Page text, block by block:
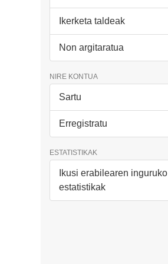
Ikerketa taldeak
Non argitaratua
NIRE KONTUA
Sartu
Erregistratu
ESTATISTIKAK
Ikusi erabilearen inguruko
estatistikak